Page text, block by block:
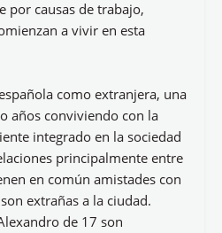
por causas de trabajo,
a vivir en esta
como extranjera, una
años conviviendo con la
integrado en la sociedad
principalmente entre
en común amistades con
extrañas a la ciudad.
de 17 son